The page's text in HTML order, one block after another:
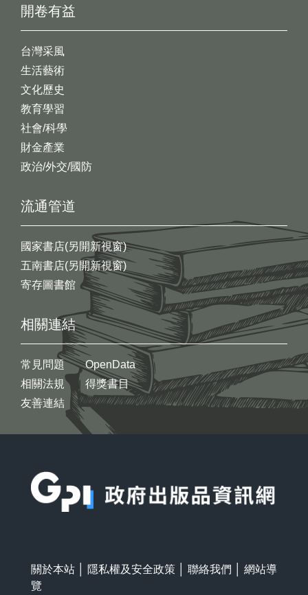
開卷有益
台灣采風
生活藝術
文化歷史
教育學習
社會/科學
財金產業
政治/外交/國防
流通管道
國家書店(另開新視窗)
五南書店(另開新視窗)
寄存圖書館
相關連結
常見問題
相關法規
友善連結
OpenData
得獎書目
關於本站 隱私權及安全政策 聯絡我們
網站導
覽